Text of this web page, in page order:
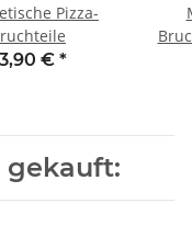
Pizza-
€ *
gekauft: